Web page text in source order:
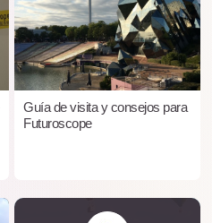
Guía de visita y consejos para
Futuroscope